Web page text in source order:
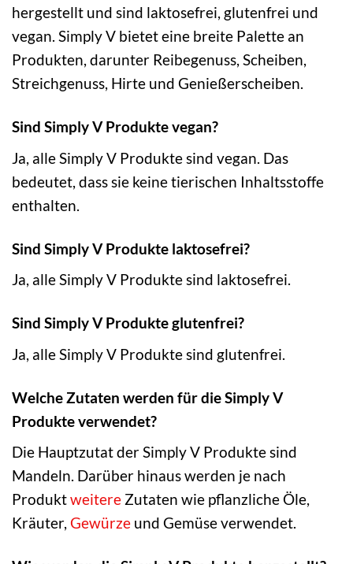
hergestellt und sind laktosefrei, glutenfrei und
vegan. Simply V bietet eine breite Palette an
Produkten, darunter Reibegenuss, Scheiben,
Streichgenuss, Hirte und Genießerscheiben.
Sind Simply V Produkte vegan?
Ja, alle Simply V Produkte sind vegan. Das
bedeutet, dass sie keine tierischen Inhaltsstoffe
enthalten.
Sind Simply V Produkte laktosefrei?
Ja, alle Simply V Produkte sind laktosefrei.
Sind Simply V Produkte glutenfrei?
Ja, alle Simply V Produkte sind glutenfrei.
Welche Zutaten werden für die Simply V
Produkte verwendet?
Die Hauptzutat der Simply V Produkte sind
Mandeln. Darüber hinaus werden je nach
Produktweitere Zutaten wie pflanzliche Öle,
Kräuter, Gewürze und Gemüse verwendet.